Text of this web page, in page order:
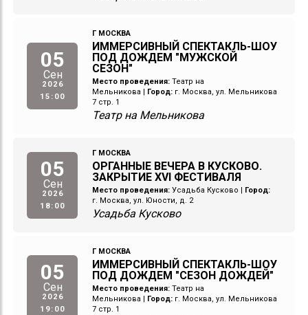
05
Сен
2026
15:00
Г МОСКВА
ИММЕРСИВНЫЙ СПЕКТАКЛЬ-ШОУ
ПОД ДОЖДЕМ "МУЖСКОЙ
СЕЗОН"
Место проведения: Театр на
Мельникова
Город: г. Москва, ул. Мельникова
7 стр. 1
Театр на Мельникова
05
Сен
2026
18:00
Г МОСКВА
ОРГАННЫЕ ВЕЧЕРА В КУСКОВО.
ЗАКРЫТИЕ XVI ФЕСТИВАЛЯ
Место проведения: Усадьба Кусково
Город:
г. Москва, ул. Юности, д. 2
Усадьба Кусково
05
Сен
2026
19:00
Г МОСКВА
ИММЕРСИВНЫЙ СПЕКТАКЛЬ-ШОУ
ПОД ДОЖДЕМ "СЕЗОН ДОЖДЕЙ"
Место проведения: Театр на
Мельникова
Город: г. Москва, ул. Мельникова
7 стр. 1